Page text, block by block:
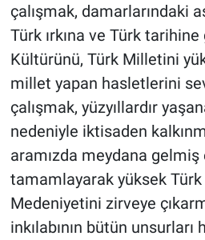
çalışmak, damarlarındaki
Türk ırkına ve Türk
Kültürünü, Türk Milletini
millet yapan hasletlerini
çalışmak, yüzyıllardır
nedeniyle iktisaden
aramızda meydana
tamamlayarak yüksek
Medeniyetini zirveye
inkılabının bütün unsurları